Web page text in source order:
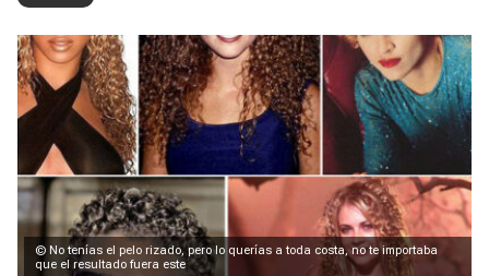
© No tenías el pelo rizado, pero lo querías a toda costa, no te importaba
que el resultado fuera este